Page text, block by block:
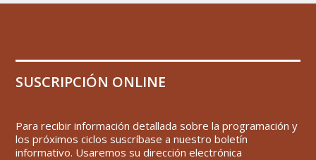
SUSCRIPCIÓN ONLINE
Para recibir información detallada sobre la programación y
los próximos ciclos suscríbase a nuestro boletín
informativo. Usaremos su dirección electrónica